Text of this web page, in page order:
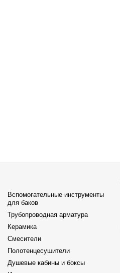
Вспомогательные инструменты
для баков
Трубопроводная арматура
Керамика
Смесители
Полотенцесушители
Душевые кабины и боксы